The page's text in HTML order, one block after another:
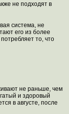
не подходят в
система, не
его из более
то, что
не раньше, чем
и здоровый
в августе, после